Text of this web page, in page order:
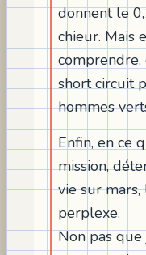
donnent le
chieur. Mais
short circuit
hommes
Enfin, en ce
mission,
vie sur
perplexe.
Non pas